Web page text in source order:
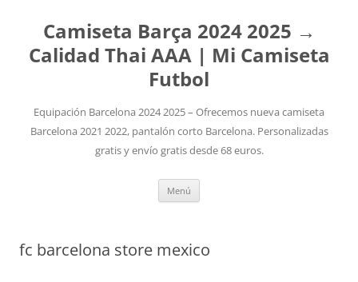
Camiseta Barça 2024 2025 →
Calidad Thai AAA | Mi Camiseta
Futbol
Equipación Barcelona 2024 2025 – Ofrecemos nueva camiseta
Barcelona 2021 2022, pantalón corto Barcelona. Personalizadas
gratis y envío gratis desde 68 euros.
Menú
fc barcelona store mexico